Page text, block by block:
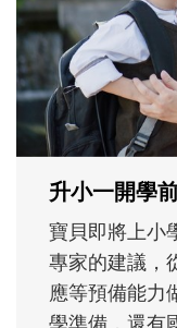
沒有人天生就
次「前所未有
大。從給予
主、角色認同
正嘗試用不同